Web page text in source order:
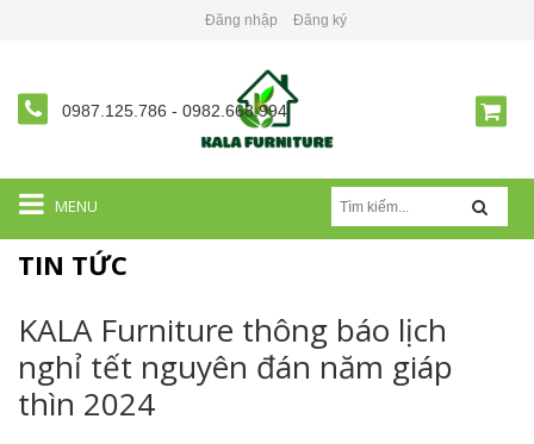
Đăng nhập Đăng ký
0987.125.786 - 0982.668.994
MENU
TIN TỨC
KALA Furniture thông báo lịch
nghỉ tết nguyên đán năm giáp
thìn 2024